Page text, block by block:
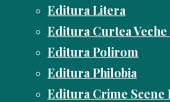
Editura Litera
Editura Curtea
Editura Polirom
Editura Philobia
Editura Crime Scene